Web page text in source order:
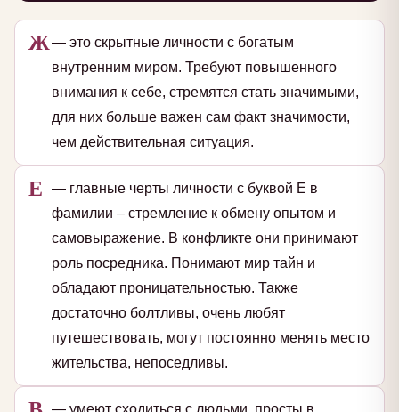
Ж— это скрытные личности с богатым
внутренним миром. Требуют повышенного
внимания к себе, стремятся стать значимыми,
для них больше важен сам факт значимости,
чем действительная ситуация.
Е
— главные черты личности с буквой Е в
фамилии – стремление к обмену опытом и
самовыражение. В конфликте они принимают
роль посредника. Понимают мир тайн и
обладают проницательностью. Также
достаточно болтливы, очень любят
путешествовать, могут постоянно менять место
жительства, непоседливы.